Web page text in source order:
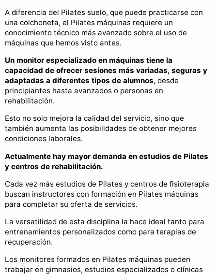
A diferencia del Pilates suelo, que puede practicarse con
una colchoneta, el Pilates máquinas requiere un
conocimiento técnico más avanzado sobre el uso de
máquinas que hemos visto antes.
Un monitor especializado en máquinas tiene la
capacidad de ofrecer sesiones más variadas, seguras y
adaptadas a diferentes tipos de alumnos, desde
principiantes hasta avanzados o personas en
rehabilitación.
Esto no solo mejora la calidad del servicio, sino que
también aumenta las posibilidades de obtener mejores
condiciones laborales.
Actualmente hay mayor demanda en estudios de Pilates
y centros de rehabilitación.
Cada vez más estudios de Pilates y centros de fisioterapia
buscan instructores con formación en Pilates máquinas
para completar su oferta de servicios.
La versatilidad de esta disciplina la hace ideal tanto para
entrenamientos personalizados como para terapias de
recuperación.
Los monitores formados en Pilates máquinas pueden
trabajar en gimnasios, estudios especializados o clínicas